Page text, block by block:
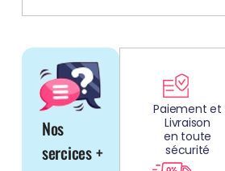
Nos
sercices +
Paiement et
Livraison
en toute
sécurité